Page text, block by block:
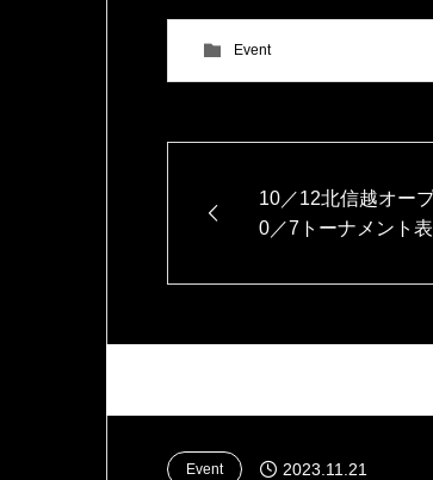
Event
10／12北信越オー
0／7トーナメント表
Event 2023.11.21